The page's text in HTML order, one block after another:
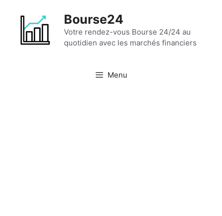
contenu
Bourse24
Votre rendez-vous Bourse 24/24 au
quotidien avec les marchés financiers
Menu